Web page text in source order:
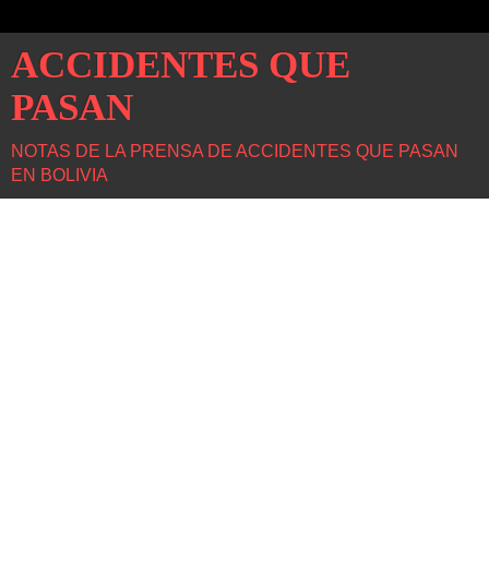
ACCIDENTES QUE
PASAN
NOTAS DE LA PRENSA DE ACCIDENTES QUE PASAN
EN BOLIVIA